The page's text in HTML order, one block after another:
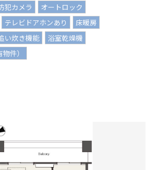
犯カメラ
オートロック
テレビドアホンあり
床暖房
い炊き機能
浴室乾燥機
件）